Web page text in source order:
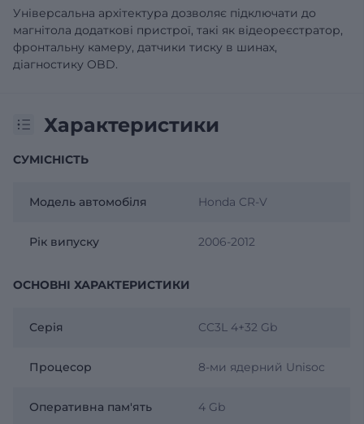
Універсальна архітектура дозволяє підключати до
магнітола додаткові пристрої, такі як відеореєстратор,
фронтальну камеру, датчики тиску в шинах,
діагностику OBD.
Характеристики
СУМІСНІСТЬ
Модель автомобіля Honda CR-V
Рік випуску 2006-2012
ОСНОВНІ ХАРАКТЕРИСТИКИ
Серія CC3L 4+32 Gb
Процесор 8-ми ядерний Unisoc
Оперативна пам'ять 4 Gb